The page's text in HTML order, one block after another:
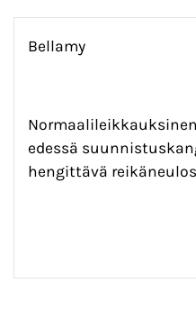
Bellamy
edessä
hengittävä